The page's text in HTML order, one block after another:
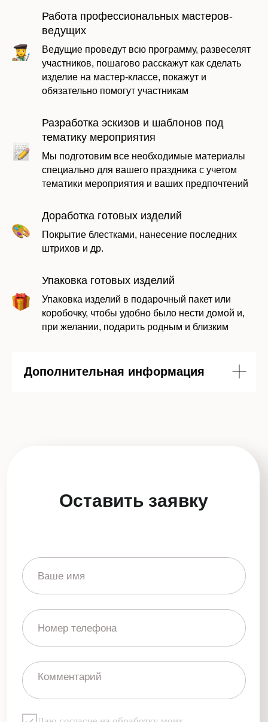
Работа профессиональных мастеров-
ведущих
Ведущие проведут всю программу, развеселят
участников, пошагово расскажут как сделать
изделие на мастер-классе, покажут и
обязательно помогут участникам
Разработка эскизов и шаблонов под
тематику мероприятия
Мы подготовим все необходимые материалы
специально для вашего праздника с учетом
тематики мероприятия и ваших предпочтений
Доработка готовых изделий
Покрытие блестками, нанесение последних
штрихов и др.
Упаковка готовых изделий
Упаковка изделий в подарочный пакет или
коробочку, чтобы удобно было нести домой и,
при желании, подарить родным и близким
Дополнительная информация
Даю согласие на обработку моих
персональных данных в соответствии с
политикой
Отправить заявку